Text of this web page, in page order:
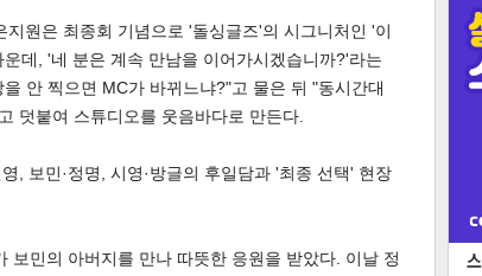
원은 최종회 기념으로 '돌싱글즈'의 시그니처인 '이
데, '네 분은 계속 만남을 이어가시겠습니까?'라는
안 찍으면 MC가 바뀌느냐?"고 물은 뒤 "동시간대
덧붙여 스튜디오를 웃음바다로 만든다.
, 보민·정명, 시영·방글의 후일담과 '최종 선택' 현장
보민의 아버지를 만나 따뜻한 응원을 받았다. 이날 정